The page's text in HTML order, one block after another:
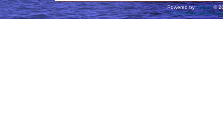
Powered byphpBB©
Русская поддержка